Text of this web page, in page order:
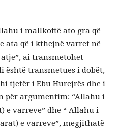
i mallkoftë ato gra që
ata që i kthejnë varret në
ai transmetohet
është transmetues i dobët,
tjetër i Ebu Hurejrës dhe i
për argumentim: “Allahu i
e varreve” dhe “ Allahu i
e varreve”, megjithatë